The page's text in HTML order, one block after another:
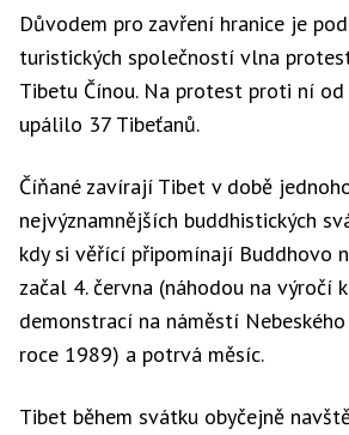
Důvodem pro zavření hranice je
turistických společností vlna
Tibetu Čínou. Na protest proti ní
upálilo 37 Tibeťanů.
Číňané zavírají Tibet v době
nejvýznamnějších buddhistických
kdy si věřící připomínají Buddhovo
začal 4. června (náhodou na výročí
demonstrací na náměstí
roce 1989) a potrvá měsíc.
Tibet během svátku obyčejně